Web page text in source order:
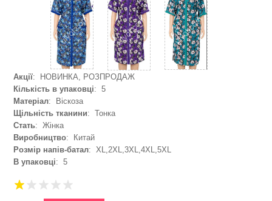
Акції: НОВИНКА, РОЗПРОДАЖ
Кількість в упаковці: 5
Матеріал: Віскоза
Щільність тканини: Тонка
Стать: Жінка
Виробництво: Китай
Розмір напів-батал: XL,2XL,3XL,4XL,5XL
В упаковці: 5